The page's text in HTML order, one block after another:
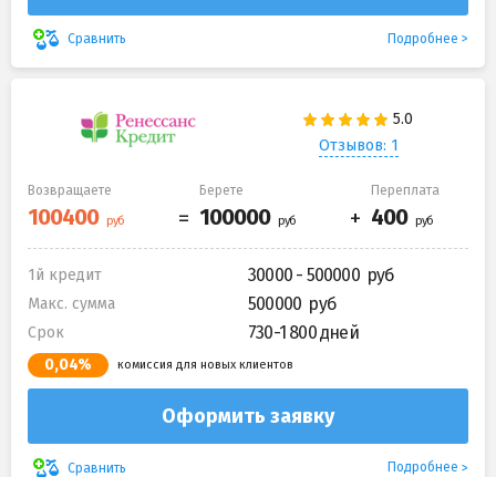
Сравнить Подробнее
Отзывов: 1
Возвращаете Берете Переплата
1й кредит 30000 - 500000
Макс. сумма 500000
Срок 730-1 800 дней
0,04% комиссия для новых клиентов
Оформить заявку
Сравнить Подробнее